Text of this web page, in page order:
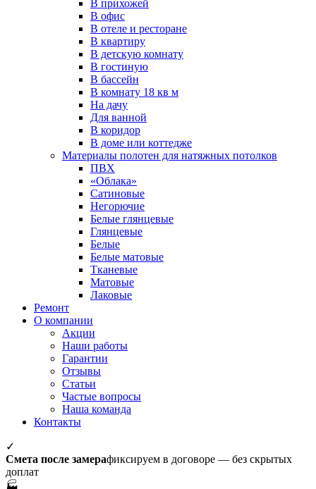
В прихожей
В офис
В отеле и ресторане
В квартиру
В детскую комнату
В гостиную
В бассейн
В комнату 18 кв м
На дачу
Для ванной
В коридор
В доме или коттедже
Материалы полотен для натяжных потолков
ПВХ
«Облака»
Сатиновые
Негорючие
Белые глянцевые
Глянцевые
Белые
Белые матовые
Тканевые
Матовые
Лаковые
Ремонт
О компании
Акции
Наши работы
Гарантии
Отзывы
Статьи
Частые вопросы
Наша команда
Контакты
✓
Смета после замерафиксируем в договоре — без скрытых
доплат
🏭